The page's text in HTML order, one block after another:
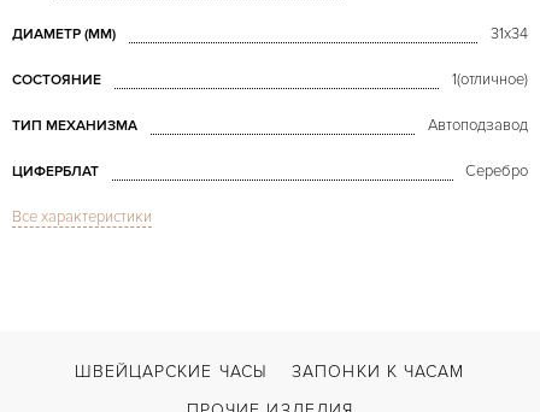
ДИАМЕТР (MM) 31x34
СОСТОЯНИЕ 1(отличное)
ТИП МЕХАНИЗМА Автоподзавод
ЦИФЕРБЛАТ Серебро
СТЕКЛО
Все характеристики
ШВЕЙЦАРСКИЕ ЧАСЫ
ЗАПОНКИ К ЧАСАМ